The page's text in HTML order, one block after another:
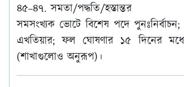
৪৫–৪৭. সমতা/পদ্ধতি/হস্তান্তর
সমসংখ্যক ভোটে বিশেষ পদে
এখতিয়ার; ফল ঘোষণার ১৫ দিনের মধ্যে
(শাখাগুলোও অনুরূপ)।